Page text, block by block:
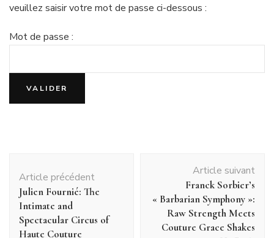
veuillez saisir votre mot de passe ci-dessous :
Mot de passe :
d'article
Article précédent
Julien Fournié: The
Intimate and
Spectacular Circus of
Haute Couture
Article suivant
Franck Sorbier’s
« Barbarian Symphony »:
Raw Strength Meets
Couture Grace Shakes